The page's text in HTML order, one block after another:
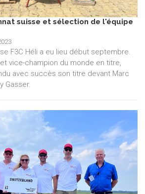
suisse et sélection de l'équipe
F3C Héli a eu lieu début septembre.
vice-champion du monde en titre,
avec succès son titre devant Marc
Gasser.